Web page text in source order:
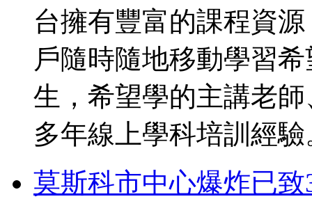
台擁有豐富的課程資
戶隨時隨地移動學習
生，希望學的主講老
多年線上學科培訓經驗
莫斯科市中心爆炸已